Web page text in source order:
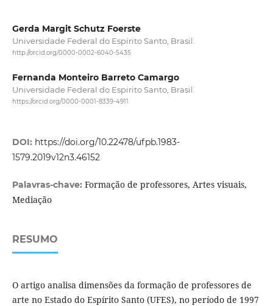
Gerda Margit Schutz Foerste
Universidade Federal do Espírito Santo, Brasil.
http://orcid.org/0000-0002-6040-5435
Fernanda Monteiro Barreto Camargo
Universidade Federal do Espirito Santo, Brasil.
https://orcid.org/0000-0001-8339-4911
DOI: https://doi.org/10.22478/ufpb.1983-
1579.2019v12n3.46152
Palavras-chave: Formação de professores, Artes visuais,
Mediação
RESUMO
O artigo analisa dimensões da formação de professores de
arte no Estado do Espírito Santo (UFES), no período de 1997